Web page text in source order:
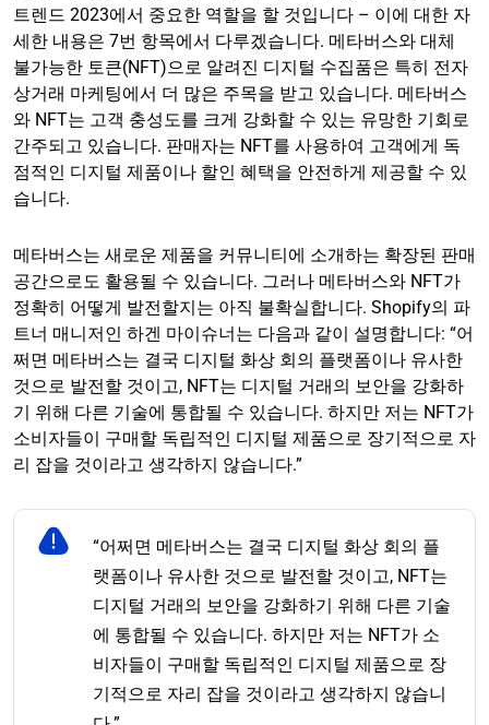
트렌드 2023에서 중요한 역할을 할 것입니다 – 이에 대한 자
세한 내용은 7번 항목에서 다루겠습니다. 메타버스와 대체
불가능한 토큰(NFT)으로 알려진 디지털 수집품은 특히 전자
상거래 마케팅에서 더 많은 주목을 받고 있습니다. 메타버스
와 NFT는 고객 충성도를 크게 강화할 수 있는 유망한 기회로
간주되고 있습니다. 판매자는 NFT를 사용하여 고객에게 독
점적인 디지털 제품이나 할인 혜택을 안전하게 제공할 수 있
습니다.
메타버스는 새로운 제품을 커뮤니티에 소개하는 확장된 판매
공간으로도 활용될 수 있습니다. 그러나 메타버스와 NFT가
정확히 어떻게 발전할지는 아직 불확실합니다. Shopify의 파
트너 매니저인 하겐 마이슈너는 다음과 같이 설명합니다: “어
쩌면 메타버스는 결국 디지털 화상 회의 플랫폼이나 유사한
것으로 발전할 것이고, NFT는 디지털 거래의 보안을 강화하
기 위해 다른 기술에 통합될 수 있습니다. 하지만 저는 NFT가
소비자들이 구매할 독립적인 디지털 제품으로 장기적으로 자
리 잡을 것이라고 생각하지 않습니다.”
“어쩌면 메타버스는 결국 디지털 화상 회의 플
랫폼이나 유사한 것으로 발전할 것이고, NFT는
디지털 거래의 보안을 강화하기 위해 다른 기술
에 통합될 수 있습니다. 하지만 저는 NFT가 소
비자들이 구매할 독립적인 디지털 제품으로 장
기적으로 자리 잡을 것이라고 생각하지 않습니